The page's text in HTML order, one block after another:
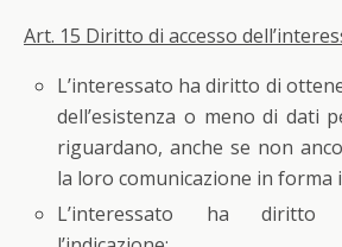
Art. 15 Diritto di accesso
L’interessato ha diritto di
dell’esistenza o meno di dati
riguardano, anche se non
la loro comunicazione in forma
L’interessato ha